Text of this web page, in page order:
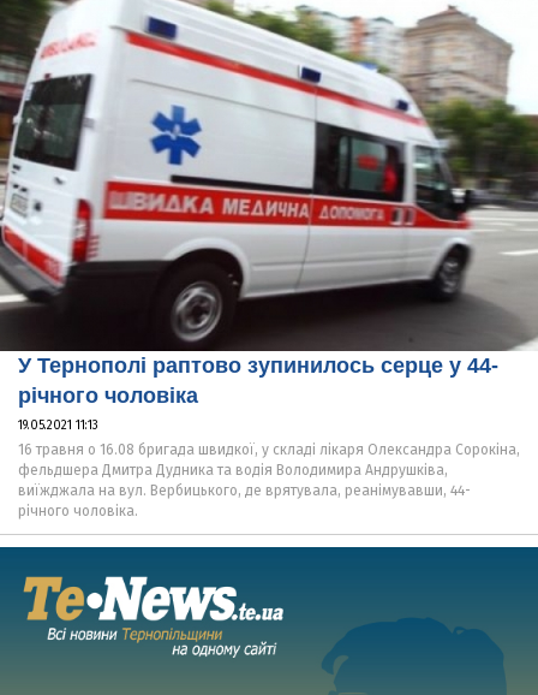
У Тернополі раптово зупинилось серце у 44-
річного чоловіка
19.05.2021 11:13
16 травня о 16.08 бригада швидкої, у складі лікаря Олександра Сорокіна,
фельдшера Дмитра Дудника та водія Володимира Андрушківа,
виїжджала на вул. Вербицького, де врятувала, реанімувавши, 44-
річного чоловіка.